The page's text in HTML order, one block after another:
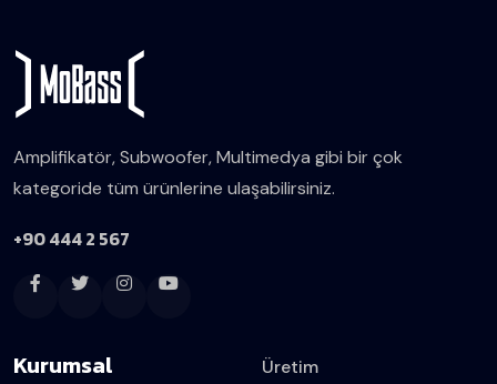
Amplifikatör, Subwoofer, Multimedya gibi bir çok
kategoride tüm ürünlerine ulaşabilirsiniz.
+90 444 2 567
Kurumsal Üretim